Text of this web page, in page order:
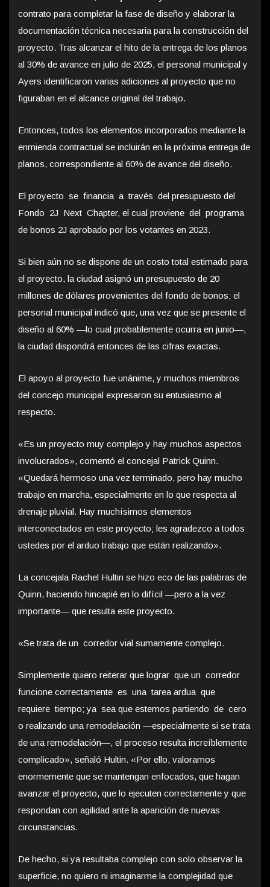
contrato para completar la fase de diseño y elaborar la
documentación técnica necesaria para la construcción del
proyecto. Tras alcanzar el hito de la entrega de los planos
al 30% de avance en julio de 2025, el personal municipal y
Ayers identificaron varias adiciones al proyecto que no
figuraban en el alcance original del trabajo.
Entonces, todos los elementos incorporados mediante la
enmienda contractual se incluirán en la próxima entrega de
planos, correspondiente al 60% de avance del diseño.
El proyecto se financia a través del presupuesto del
Fondo 2J Next Chapter, el cual proviene del programa
de bonos 2J aprobado por los votantes en 2023.
Si bien aún no se dispone de un costo total estimado para
el proyecto, la ciudad asignó un presupuesto de 20
millones de dólares provenientes del fondo de bonos; el
personal municipal indicó que, una vez que se presente el
diseño al 60% —lo cual probablemente ocurra en junio—,
la ciudad dispondrá entonces de las cifras exactas.
El apoyo al proyecto fue unánime, y muchos miembros
del concejo municipal expresaron su entusiasmo al
respecto.
«Es un proyecto muy complejo y hay muchos aspectos
involucrados», comentó el concejal Patrick Quinn.
«Quedará hermoso una vez terminado, pero hay mucho
trabajo en marcha, especialmente en lo que respecta al
drenaje pluvial. Hay muchísimos elementos
interconectados en este proyecto; les agradezco a todos
ustedes por el arduo trabajo que están realizando».
La concejala Rachel Hultin se hizo eco de las palabras de
Quinn, haciendo hincapié en lo difícil —pero a la vez
importante— que resulta este proyecto.
«Se trata de un corredor vial sumamente complejo.
Simplemente quiero reiterar que lograr que un corredor
funcione correctamente es una tarea ardua que
requiere tiempo; ya sea que estemos partiendo de cero
o realizando una remodelación —especialmente si se trata
de una remodelación—, el proceso resulta increíblemente
complicado», señaló Hultin. «Por ello, valoramos
enormemente que se mantengan enfocados, que hagan
avanzar el proyecto, que lo ejecuten correctamente y que
respondan con agilidad ante la aparición de nuevas
circunstancias.
De hecho, si ya resultaba complejo con solo observar la
superficie, no quiero ni imaginarme la complejidad que